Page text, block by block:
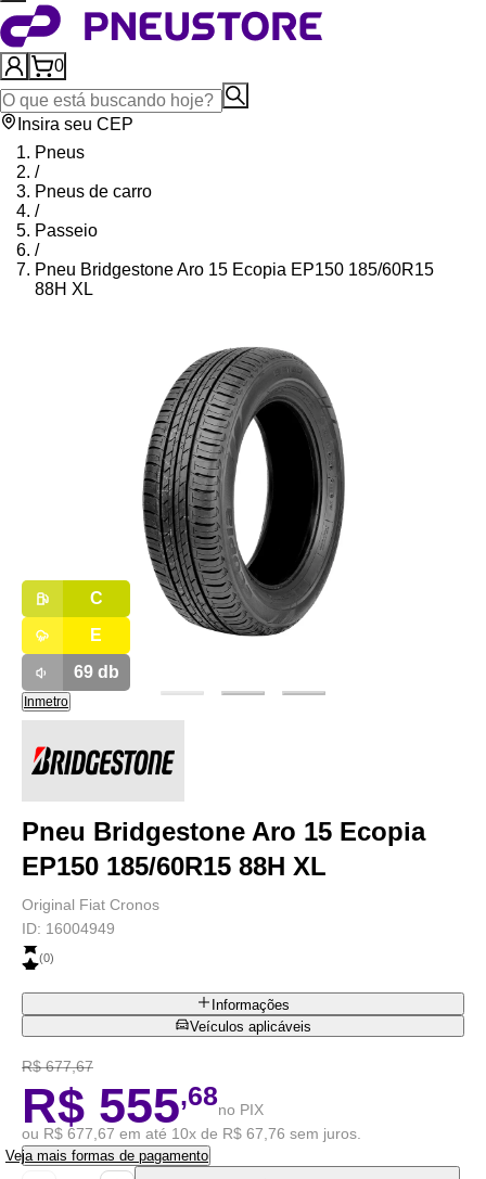
0
Insira seu CEP
Pneus
/
Pneus de carro
/
Passeio
/
Pneu Bridgestone Aro 15 Ecopia EP150 185/60R15
88H XL
C
E
69db
Inmetro
Pneu Bridgestone Aro 15 Ecopia
EP150 185/60R15 88H XL
Original Fiat Cronos
ID: 16004949
(0)
Informações
Veículos aplicáveis
R$ 677,67
R$ 555,68no PIX
ou R$ 677,67 em até 10x de R$ 67,76 sem juros.
Veja mais formas de pagamento